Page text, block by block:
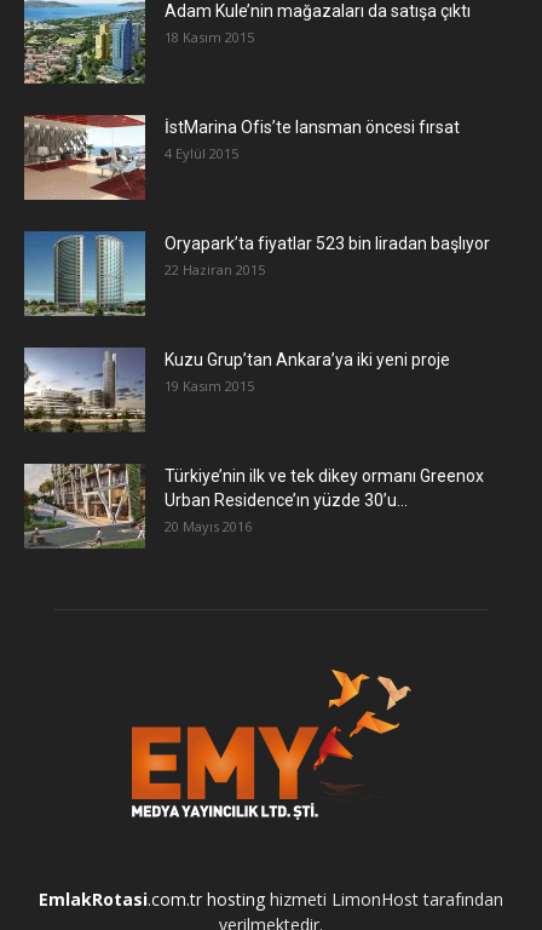
Adam Kule’nin mağazaları da satışa çıktı
18 Kasım 2015
İstMarina Ofis’te lansman öncesi fırsat
4 Eylül 2015
Oryapark’ta fiyatlar 523 bin liradan başlıyor
22 Haziran 2015
​Kuzu Grup’tan Ankara’ya iki yeni proje
19 Kasım 2015
Türkiye’nin ilk ve tek dikey ormanı Greenox
Urban Residence’ın yüzde 30’u...
20 Mayıs 2016
EmlakRotasi.com.tr hosting hizmeti LimonHost tarafından
verilmektedir.